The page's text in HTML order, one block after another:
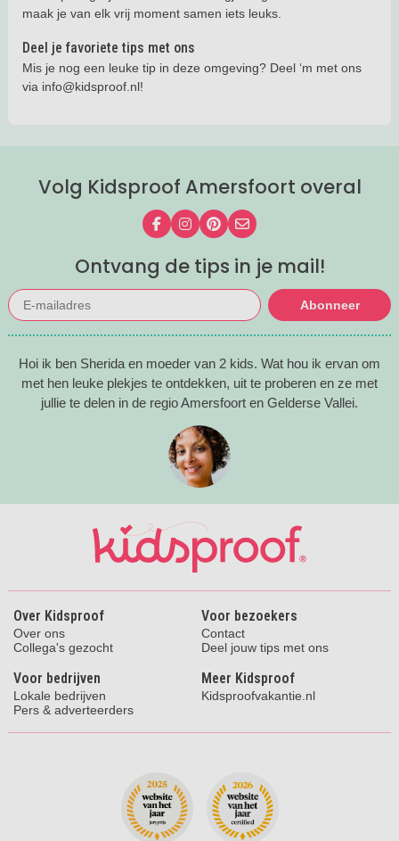
maak je van elk vrij moment samen iets leuks.
Deel je favoriete tips met ons
Mis je nog een leuke tip in deze omgeving? Deel ‘m met ons
via info@kidsproof.nl!
Volg Kidsproof Amersfoort overal
Volg ons op Facebook
Volg ons op Instagram
Volg ons op Pinterest
Mail ons
Ontvang de tips in je mail!
Abonneer
Hoi ik ben Sherida en moeder van 2 kids. Wat hou ik ervan om
met hen leuke plekjes te ontdekken, uit te proberen en ze met
jullie te delen in de regio Amersfoort en Gelderse Vallei.
Over Kidsproof
Over ons
Collega's gezocht
Voor bezoekers
Contact
Deel jouw tips met ons
Voor bedrijven
Lokale bedrijven
Pers & adverteerders
Meer Kidsproof
Kidsproofvakantie.nl